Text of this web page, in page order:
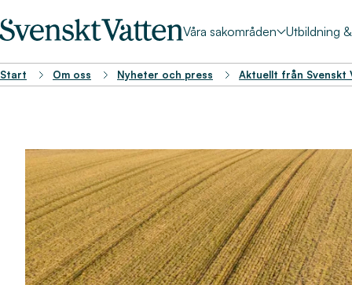
Våra sakområden Utbildning
Start Om oss Nyheter och press Aktuellt från Svenskt